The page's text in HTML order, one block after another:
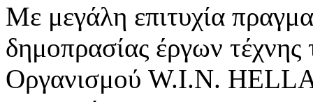
Με μεγάλη επιτυχία
δημοπρασίας έργων
Οργανισμού W.I.N.